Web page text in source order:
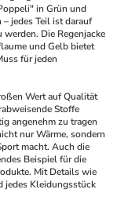
in Grün und
jedes Teil ist darauf
Die Regenjacke
und Gelb bietet
für jeden
Wert auf Qualität
Stoffe
angenehm zu tragen
nur Wärme, sondern
macht. Auch die
Beispiel für die
Mit Details wie
jedes Kleidungsstück